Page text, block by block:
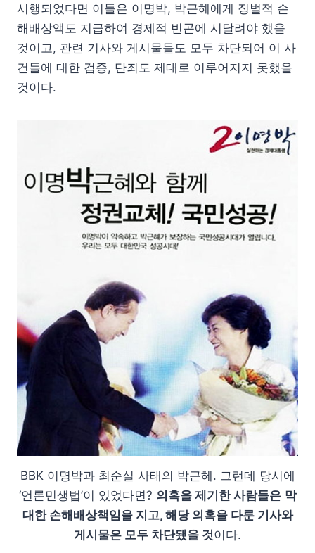
시행되었다면 이들은 이명박, 박근혜에게 징벌적 손
해배상액도 지급하여 경제적 빈곤에 시달려야 했을
것이고, 관련 기사와 게시물들도 모두 차단되어 이 사
건들에 대한 검증, 단죄도 제대로 이루어지지 못했을
것이다.
BBK 이명박과 최순실 사태의 박근혜. 그런데 당시에
‘언론민생법’이 있었다면? 의혹을 제기한 사람들은 막
대한 손해배상책임을 지고, 해당 의혹을 다룬 기사와
게시물은 모두 차단됐을 것이다.